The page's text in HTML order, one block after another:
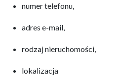
numer telefonu,
adres e-mail,
rodzaj nieruchomości,
lokalizacja